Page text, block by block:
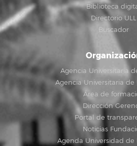
Biblioteca
Directorio ULL
Buscador
Agencia Universitaria
Agencia Universitaria de
Área de
Dirección
Portal de
Noticias
Agenda Universidad de